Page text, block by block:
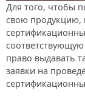
Для того, чтобы
свою продукцию,
право выдавать
заявки на